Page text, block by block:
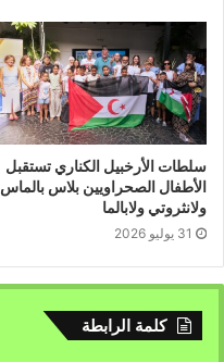
سلطات الأرخبيل الكناري تستقبل
الأطفال الصحراويين بلاس بالماس
ولانثروتي ولابالما
31 يوليو 2026
كلمة الرابطة